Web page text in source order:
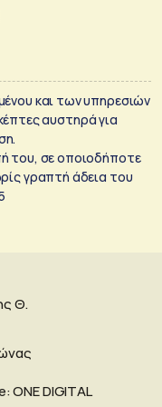
και των υπηρεσιών
αυστηρά για
του, σε οποιοδήποτε
γραπτή άδεια του
Θ.
ΟΝΕ DIGITAL